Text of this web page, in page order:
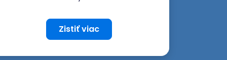
Zistiť viac